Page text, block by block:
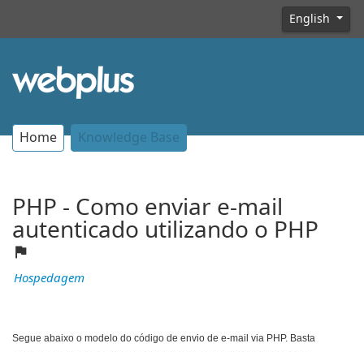
English
Home Knowledge Base
PHP - Como enviar e-mail
autenticado utilizando o PHP
Hospedagem
Segue abaixo o modelo do código de envio de e-mail via PHP. Basta